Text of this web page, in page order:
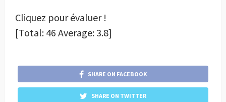
Cliquez pour évaluer !
[Total: 46 Average: 3.8]
SHARE ON FACEBOOK
SHARE ON TWITTER